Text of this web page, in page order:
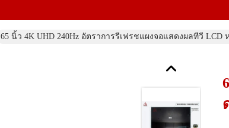
65 นิ้ว 4K UHD 240Hz อัตราการรีเฟรชแผงจอแสดงผลทีวี LCD